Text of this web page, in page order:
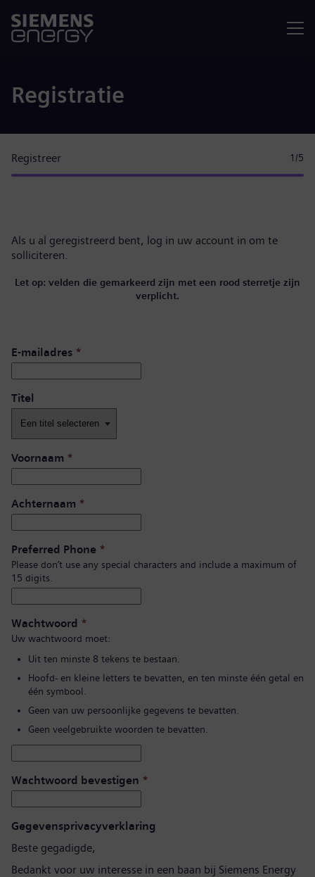
Registratie
Registreer 1 /5
Als u al geregistreerd bent, log in uw account in om te
solliciteren.
Let op: velden die gemarkeerd zijn met een rood sterretje zijn
verplicht.
E-mailadres *
Titel
Voornaam *
Achternaam *
Preferred Phone *
Please don’t use any special characters and include a maximum of
15 digits.
Wachtwoord *
Uw wachtwoord moet:
Uit ten minste 8 tekens te bestaan.
Hoofd- en kleine letters te bevatten, en ten minste één getal en
één symbool.
Geen van uw persoonlijke gegevens te bevatten.
Geen veelgebruikte woorden te bevatten.
Wachtwoord bevestigen *
Gegevensprivacyverklaring
Beste gegadigde,
Bedankt voor uw interesse in een baan bij Siemens Energy